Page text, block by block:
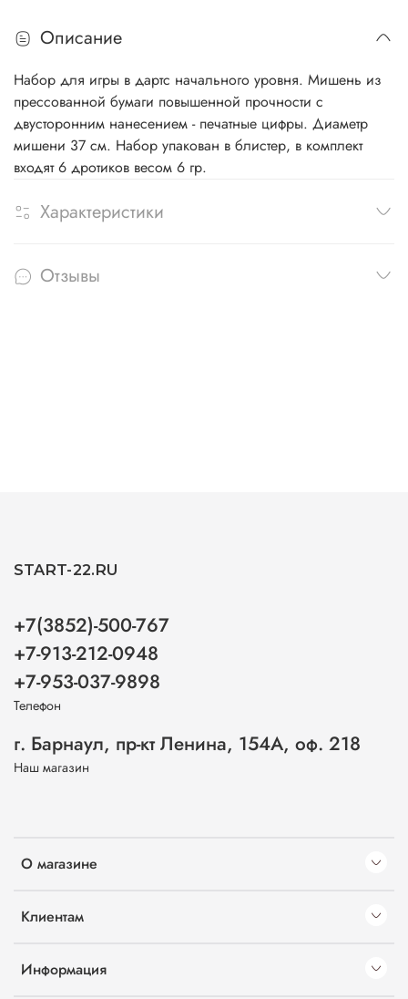
Описание
Набор для игры в дартс начального уровня. Мишень из
прессованной бумаги повышенной прочности с
двусторонним нанесением - печатные цифры. Диаметр
мишени 37 см. Набор упакован в блистер, в комплект
входят 6 дротиков весом 6 гр.
Характеристики
Отзывы
О магазине
Клиентам
Информация
START-22.RU
+7(3852)-500-767
+7-913-212-0948
+7-953-037-9898
Телефон
г. Барнаул, пр-кт Ленина, 154А, оф. 218
Наш магазин